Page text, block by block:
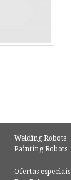
Welding Robots
Painting Robots
Ofertas especiais